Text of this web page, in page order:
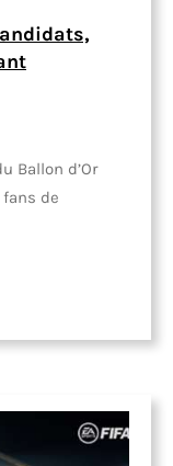
Ballon d’Or
de